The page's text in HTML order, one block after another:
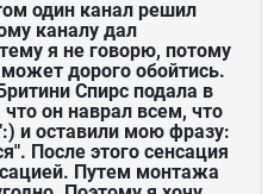
один канал решил
каналу дал
я не говорю, потому
дорого обойтись.
Спирс подала в
что он наврал всем, что
и оставили мою фразу:
После этого сенсация
Путем монтажа